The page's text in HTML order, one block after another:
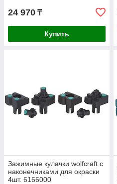
24 970 ₸
Купить
Зажимные кулачки wolfcraft с
наконечниками для окраски
4шт. 6166000